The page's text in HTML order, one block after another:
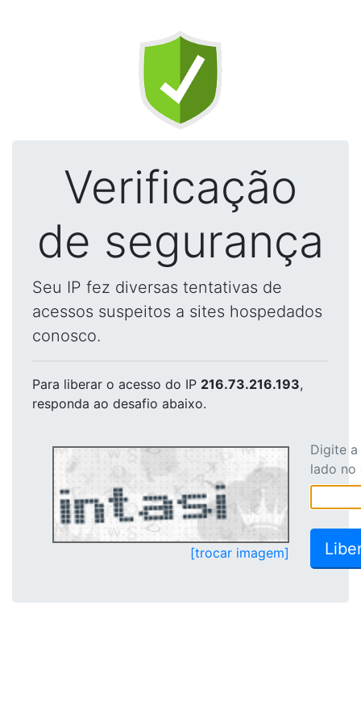
Verificação
de segurança
Seu IP fez diversas tentativas de
acessos suspeitos a sites hospedados
conosco.
Para liberar o acesso do IP 216.73.216.193,
responda ao desafio abaixo.
[trocar imagem]
Digite
lado no